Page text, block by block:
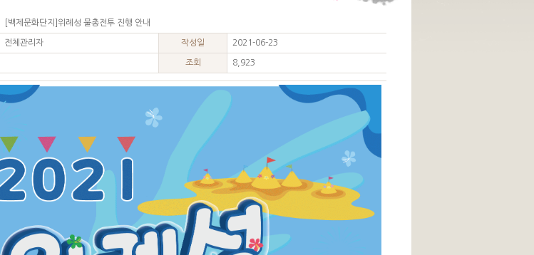
[백제문화단지]위례성 물총전투 진행 안내
전체관리자 작성일 2021-06-23
조회 8,923